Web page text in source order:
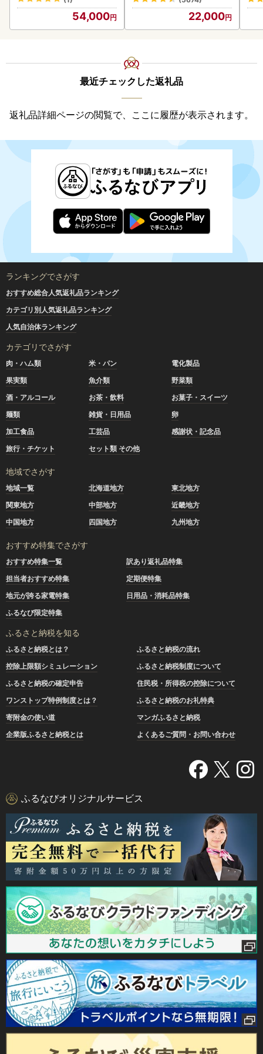
54,000 22,000
最近チェックした返礼品
返礼品詳細ページの閲覧で、ここに履歴が表示されます。
ランキングでさがす
おすすめ総合人気返礼品ランキング
カテゴリ別人気返礼品ランキング
人気自治体ランキング
カテゴリでさがす
肉・ハム類 米・パン
電化製品
果実類
魚介類
野菜類
酒・アルコール
お茶・飲料
お菓子・スイーツ
麺類
雑貨・日用品
卵
加工食品
工芸品
感謝状・記念品
旅行・チケット
セット類 その他
地域でさがす
地域一覧 北海道地方
東北地方
関東地方
中部地方
近畿地方
中国地方
四国地方 九州地方
おすすめ特集でさがす
おすすめ特集一覧
訳あり返礼品特集
担当者おすすめ特集
定期便特集
地元が誇る家電特集
日用品・消耗品特集
ふるなび限定特集
ふるさと納税を知る
ふるさと納税とは？
ふるさと納税の流れ
控除上限額シミュレーション
ふるさと納税制度について
ふるさと納税の確定申告
住民税・所得税の控除について
ワンストップ特例制度とは？
ふるさと納税のお礼特典
寄附金の使い道
マンガふるさと納税
企業版ふるさと納税とは
よくあるご質問・お問い合わせ
ふるなびオリジナルサービス